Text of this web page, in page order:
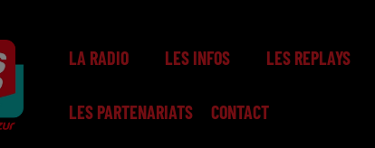
LA RADIO LES INFOS LES REPLAYS
LES PARTENARIATS CONTACT